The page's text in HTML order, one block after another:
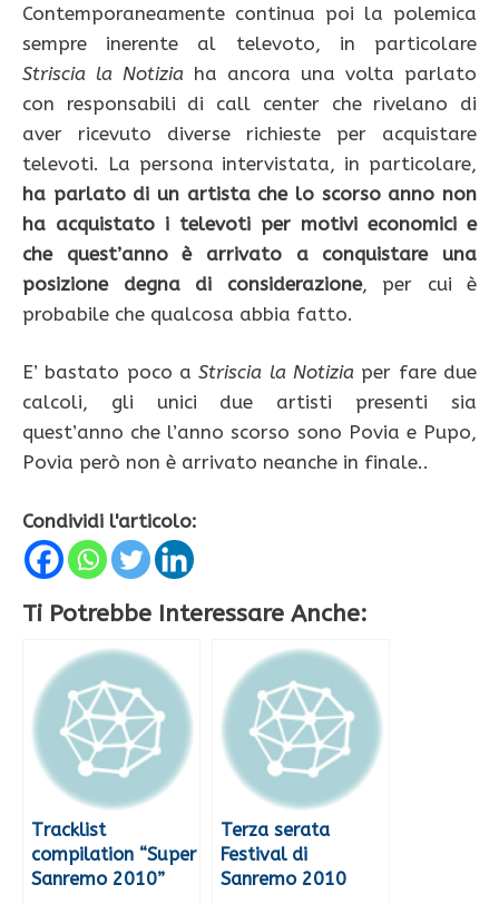
Contemporaneamente continua poi la polemica
sempre inerente al televoto, in particolare
Striscia la Notizia ha ancora una volta parlato
con responsabili di call center che rivelano di
aver ricevuto diverse richieste per acquistare
televoti. La persona intervistata, in particolare,
ha parlato di un artista che lo scorso anno non
ha acquistato i televoti per motivi economici e
che quest’anno è arrivato a conquistare una
posizione degna di considerazione, per cui è
probabile che qualcosa abbia fatto.
E’ bastato poco aStriscia la Notizia per fare due
calcoli, gli unici due artisti presenti sia
quest’anno che l’anno scorso sono Povia e Pupo,
Povia però non è arrivato neanche in finale..
Condividi l'articolo:
Ti Potrebbe Interessare Anche:
Tracklist
compilation “Super
Sanremo 2010”
Terza serata
Festival di
Sanremo 2010